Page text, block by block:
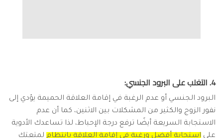
4. التغلب على البرود الجنسي:
البرود الجنسي أو عدم الرغبة في إقامة العلاقة الحميمة يؤدي إلى
نفور الزوج والكثير من المشكلات بين الاثنين، كما أن عدم
الاستجابة السريعة أيضًا ترفع درجة الإحباط، لذا تساعدك الأدوية
على استجابة أفضل ورغبة في إقامة العلاقة بانتظام لمتعتك